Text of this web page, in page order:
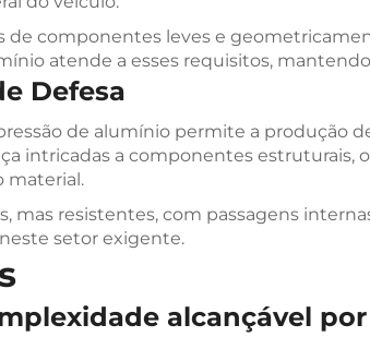
componentes leves e
atende a esses requisitos,
Defesa
de alumínio permite a produção
intricadas a componentes estruturais,
material.
mas resistentes, com passagens
setor exigente.
alcançável